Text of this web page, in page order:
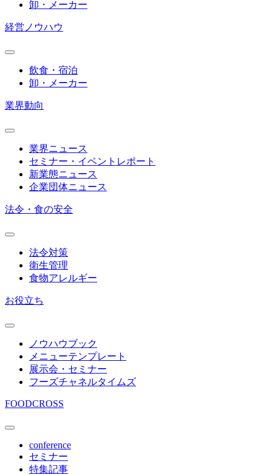
卸・メーカー
経営ノウハウ
飲食・宿泊
卸・メーカー
業界動向
業界ニュース
セミナー・イベントレポート
新業態ニュース
企業団体ニュース
法令・食の安全
法令対策
衛生管理
食物アレルギー
お役立ち
ノウハウブック
メニューテンプレート
展示会・セミナー
フーズチャネルタイムズ
FOODCROSS
conference
セミナー
特集記事